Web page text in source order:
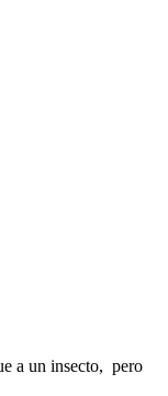
a un insecto, pero